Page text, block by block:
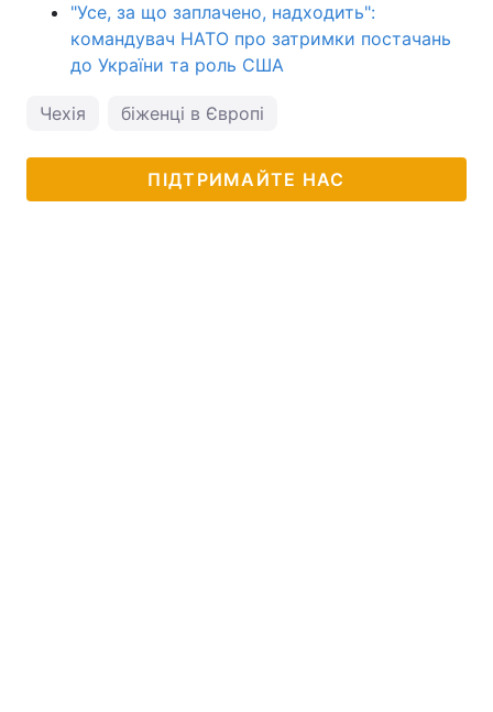
"Усе, за що заплачено, надходить":
командувач НАТО про затримки постачань
до України та роль США
Чехія біженці в Європі
ПІДТРИМАЙТЕ НАС